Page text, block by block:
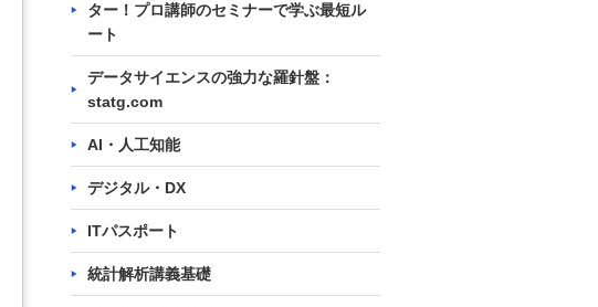
ター！プロ講師のセミナーで学ぶ最短ル
ート
データサイエンスの強力な羅針盤：
statg.com
AI・人工知能
デジタル・DX
ITパスポート
統計解析講義基礎